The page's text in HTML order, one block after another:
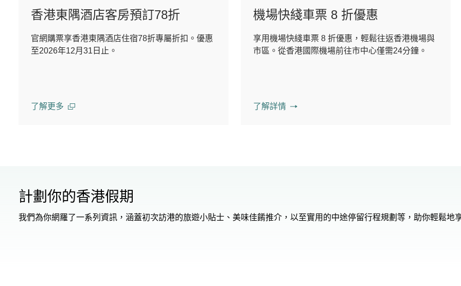
香港東隅酒店客房預訂78折
官網購票享香港東隅酒店住宿78折專屬折扣。優惠
至2026年12月31日止。
了解更多
機場快綫車票 8 折優惠
享用機場快綫車票 8 折優惠，輕鬆往返香港機場與
市區。從香港國際機場前往市中心僅需24分鐘。
了解詳情
計劃你的香港假期
我們為你網羅了一系列資訊，涵蓋初次訪港的旅遊小貼士、美味佳餚推介，以至實用的中途停留行程規劃等，助你輕鬆地